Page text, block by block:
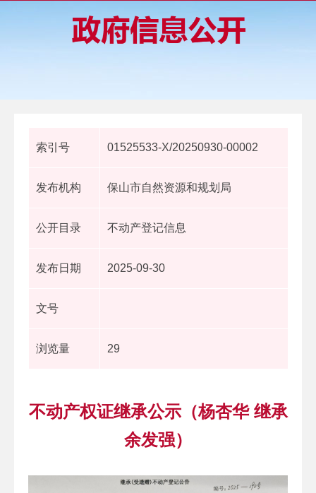
索引号 01525533-X/20250930-00002
发布机构 保山市自然资源和规划局
公开目录 不动产登记信息
发布日期 2025-09-30
文号
浏览量 29
不动产权证继承公示（杨杏华 继承
余发强）